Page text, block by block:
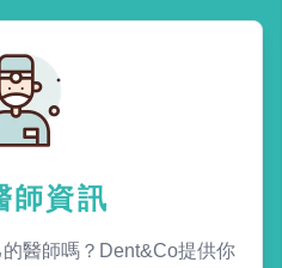
師資訊
醫師嗎？Dent&Co提供你